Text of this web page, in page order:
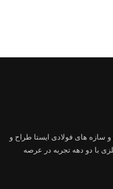
های فولادی ایستا طراح و
با دو دهه تجربه در عرصه